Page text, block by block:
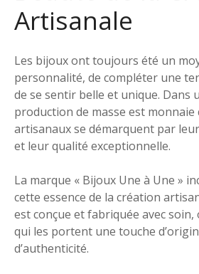
Artisanale
Les bijoux ont toujours été un
personnalité, de compléter une
de se sentir belle et unique. Dans
production de masse est
artisanaux se démarquent par
et leur qualité exceptionnelle.
La marque « Bijoux Une à Une »
cette essence de la création
est conçue et fabriquée avec
qui les portent une touche
d’authenticité.